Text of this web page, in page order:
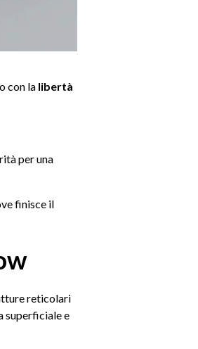
con la libertà
per una
finisce il
reticolari
superficiale e